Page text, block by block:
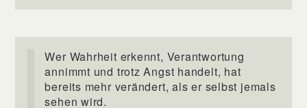
Wer Wahrheit erkennt, Verantwortung
annimmt und trotz Angst handelt, hat
bereits mehr verändert, als er selbst jemals
sehen wird.